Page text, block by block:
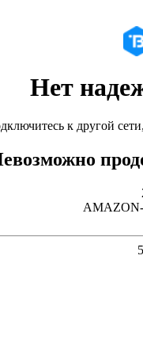
Нет
к другой
AMAZON-